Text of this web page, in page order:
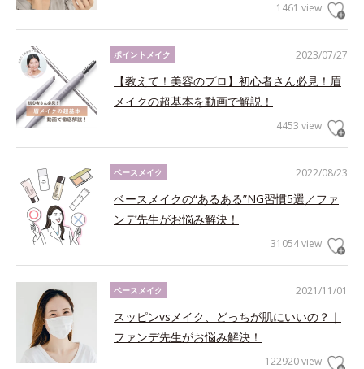
1461 view
2023/07/27
ポイントメイク
【教えて！美容のプロ】初心者さん必見！眉
メイクの超基本を動画で解説！
4453 view
2022/08/23
ベースメイク
ベースメイクの“あるある”NG習慣5選／ファ
ンデ先生がお悩み解決！
31054 view
2021/11/01
ベースメイク
スッピンvsメイク、どっちが肌にいいの？｜
ファンデ先生がお悩み解決！
122920 view